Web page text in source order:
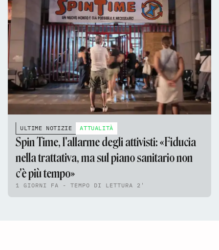
ULTIME NOTIZIE ATTUALITÀ
Spin Time, l'allarme degli attivisti: «Fiducia
nella trattativa, ma sul piano sanitario non
c'è più tempo»
1 GIORNI FA - TEMPO DI LETTURA 2'